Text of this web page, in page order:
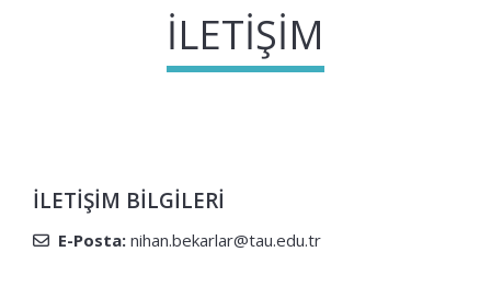
İLETIŞIM
İLETIŞIM BILGILERI
E-Posta: nihan.bekarlar@tau.edu.tr